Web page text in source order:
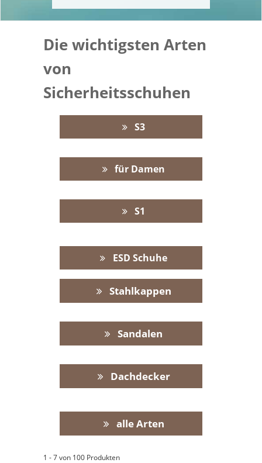
Die wichtigsten Arten
von
Sicherheitsschuhen
S3
für Damen
S1
ESD Schuhe
Stahlkappen
Sandalen
Dachdecker
alle Arten
1 - 7 von 100 Produkten